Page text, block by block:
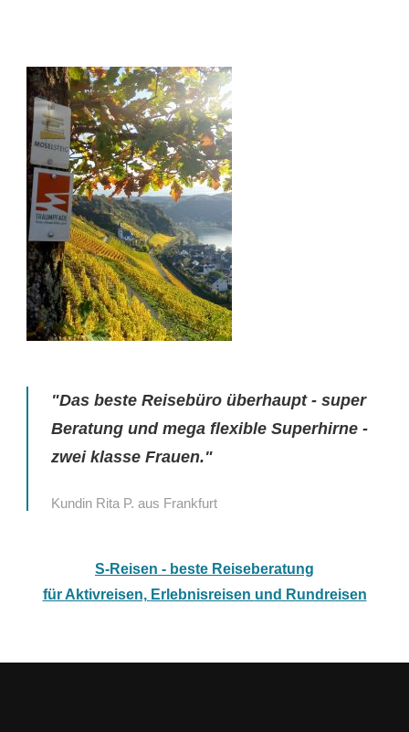
"Das beste Reisebüro überhaupt - super
Beratung und mega flexible Superhirne -
zwei klasse Frauen."
Kundin Rita P. aus Frankfurt
S-Reisen - beste Reiseberatung
für Aktivreisen, Erlebnisreisen und Rundreisen